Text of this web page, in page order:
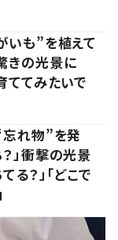
いも”を植えて
きの光景に
ててみたいで
忘れ物”を発
」衝撃の光景
る？」「どこで